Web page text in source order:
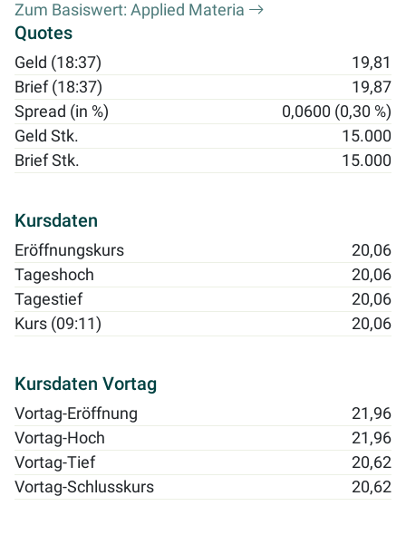
Zum Basiswert: Applied Materia
Quotes
Geld (18:37)
19,81
Brief (18:37)
19,87
Spread (in %)
0,0600 (0,30 %)
Geld Stk.
15.000
Brief Stk.
15.000
Kursdaten
Eröffnungskurs
20,06
Tageshoch
20,06
Tagestief
20,06
Kurs (09:11)
20,06
Kursdaten Vortag
Vortag-Eröffnung
21,96
Vortag-Hoch
21,96
Vortag-Tief
20,62
Vortag-Schlusskurs
20,62